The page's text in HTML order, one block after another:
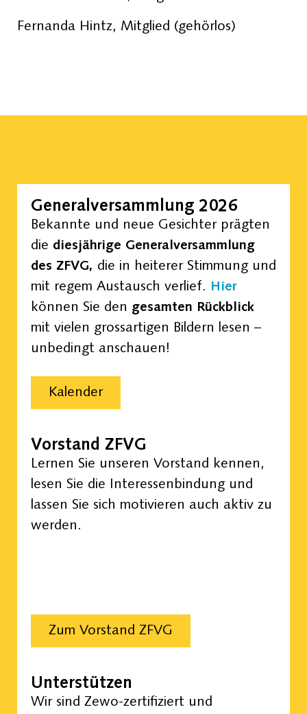
Fernanda Hintz, Mitglied (gehörlos)
Generalversammlung 2026
Bekannte und neue Gesichter prägten
die diesjährige Generalversammlung
des ZFVG, die in heiterer Stimmung und
mit regem Austausch verlief. Hier
können Sie den gesamten Rückblick
mit vielen grossartigen Bildern lesen –
unbedingt anschauen!
Kalender
Vorstand ZFVG
Lernen Sie unseren Vorstand kennen,
lesen Sie die Interessenbindung und
lassen Sie sich motivieren auch aktiv zu
werden.
Zum Vorstand ZFVG
Unterstützen
Wir sind Zewo-zertifiziert und